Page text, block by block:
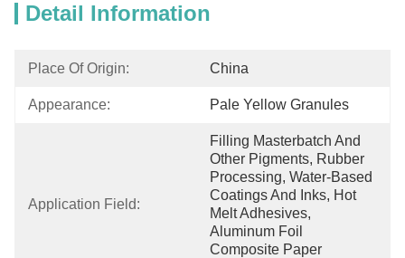
Detail Information
Place Of Origin: China
Appearance: Pale Yellow Granules
Application Field:
Filling Masterbatch And
Other Pigments, Rubber
Processing, Water-Based
Coatings And Inks, Hot
Melt Adhesives,
Aluminum Foil
Composite Paper